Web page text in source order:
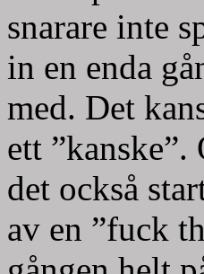
snarare inte
in en enda
med. Det
ett
det också
av en ”fuck